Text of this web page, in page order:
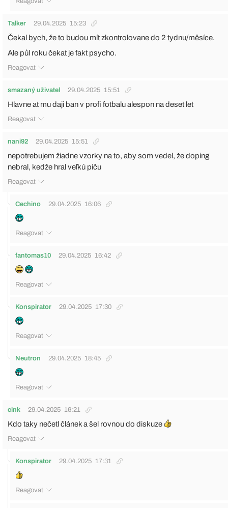
Talker 29.04.2025 15:23
Čekal bych, že to budou mít zkontrolovane do 2 tydnu/měsíce.
Ale půl roku čekat je fakt psycho.
Reagovat
smazaný uživatel 29.04.2025 15:51
Hlavne at mu daji ban v profi fotbalu alespon na deset let
Reagovat
nani92 29.04.2025 15:51
nepotrebujem žiadne vzorky na to, aby som vedel, že doping
nebral, kedže hral veľkú piču
Reagovat
Cechino 29.04.2025 16:06
Reagovat
fantomas10 29.04.2025 16:42
Reagovat
Konspirator 29.04.2025 17:30
Reagovat
Neutron 29.04.2025 18:45
Reagovat
cink 29.04.2025 16:21
Kdo taky nečetl článek a šel rovnou do diskuze
Reagovat
Konspirator 29.04.2025 17:31
Reagovat